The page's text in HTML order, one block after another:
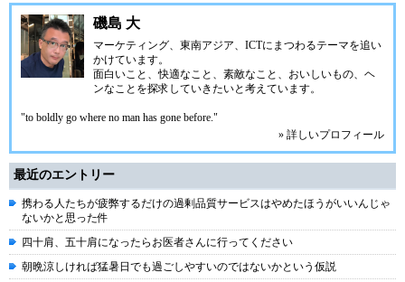
磯島 大
マーケティング、東南アジア、ICTにまつわるテーマを追い
かけています。
面白いこと、快適なこと、素敵なこと、おいしいもの、ヘ
ンなことを探求していきたいと考えています。
"to boldly go where no man has gone before."
» 詳しいプロフィール
最近のエントリー
携わる人たちが疲弊するだけの過剰品質サービスはやめたほうがいいんじゃ
ないかと思った件
四十肩、五十肩になったらお医者さんに行ってください
朝晩涼しければ猛暑日でも過ごしやすいのではないかという仮説